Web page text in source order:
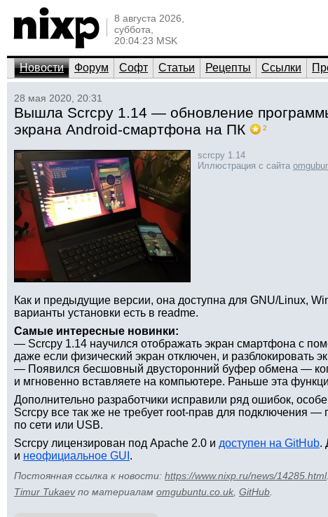
8 августа 2026,
суббота,
20:04:23 MSK
Новости Форум Софт Статьи Рецепты Ссылки
28 мая 2020, 20:31
Вышла Scrcpy 1.14 — обновление
экрана Android-смартфона на ПК
2
scrcpy 1.14
Иллюстрация с сайта
Как и предыдущие версии, она доступна для GNU/Linux,
варианты установки есть в readme.
Самые интересные новинки:
— Scrcpy 1.14 научился отображать экран смартфона с
даже если физический экран отключен, и разблокировать
— Появился бесшовный двусторонний буфер обмена —
и мгновенно вставляете на компьютере. Раньше эта
Дополнительно разработчики исправили ряд ошибок,
Scrcpy все так же не требует root-прав для подключения
по сети или USB.
Scrcpy лицензирован под Apache 2.0 и доступен на GitHub.
и неофициальное GUI .
Постоянная ссылка к новости: https://www.nixp.ru/news/14285.html.
Timur Tukaevпо материалам omgubuntu.co.uk GitHub